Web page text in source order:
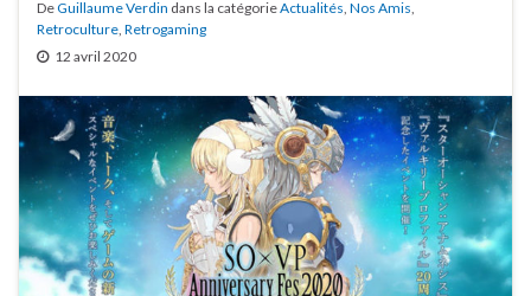
DeGuillaume Verdin dans la catégorieActualités, Nos Amis,
Retroculture, Retrogaming
12 avril 2020